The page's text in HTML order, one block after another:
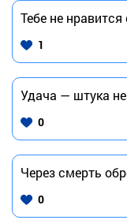
Тебе не
1
Удача — штука
0
Через смерть
0